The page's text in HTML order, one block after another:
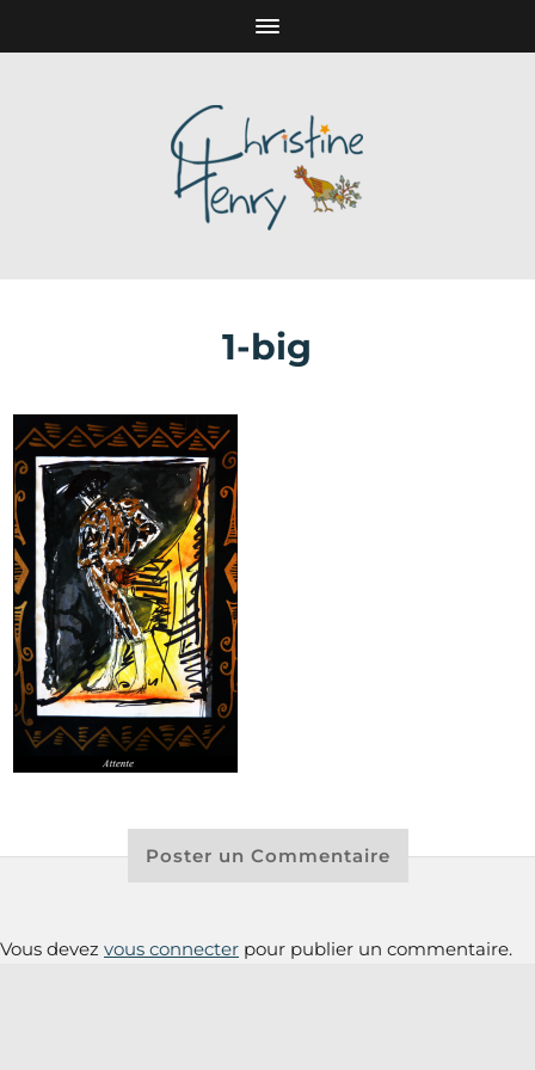
1-big
Poster un Commentaire
Vous devez vous connecter pour publier un commentaire.